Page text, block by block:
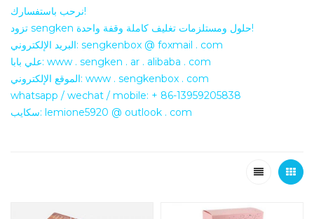
نرحب باستفسارك!
تزود sengken حلول ومستلزمات تغليف كاملة وقفة واحدة!
البريد الإلكتروني: sengkenbox @ foxmail . com
علي بابا: www . sengken . ar . alibaba . com
الموقع الإلكتروني: www . sengkenbox . com
whatsapp / wechat / mobile: + 86-13959205838
سكايب: lemione5920 @ outlook . com